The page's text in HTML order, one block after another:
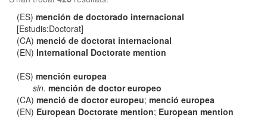
(ES)mención de doctorado internacional
[Estudis:Doctorat]
(CA)menció de doctorat internacional
(EN)International Doctorate mention
(ES)mención europea
sin. mención de doctor europeo
(CA)menció de doctor europeu;menció europea
(EN) European Doctorate mention; European mention